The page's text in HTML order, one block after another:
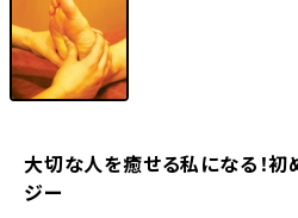
大切な人を癒せる私になる！初
ジー